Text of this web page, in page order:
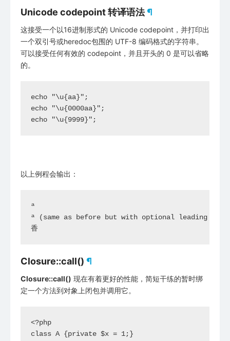
Unicode codepoint 转译语法¶
这接受一个以16进制形式的 Unicode codepoint，并打印出
一个双引号或heredoc包围的 UTF-8 编码格式的字符串。
可以接受任何有效的 codepoint，并且开头的 0 是可以省略
的。
echo "\u{aa}";
echo "\u{0000aa}";
echo "\u{9999}";
以上例程会输出：
ª
ª (same as before but with optional leading 0's)
Closure::call() ¶
Closure::call() 现在有着更好的性能，简短干练的暂时绑
定一个方法到对象上闭包并调用它。
<?php
class A {private $x = 1;}